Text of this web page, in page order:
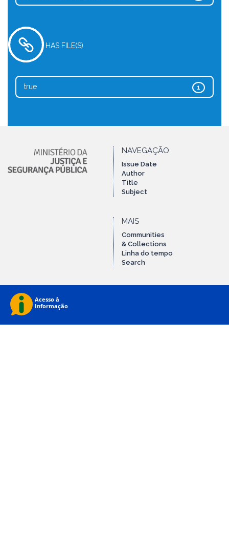
HAS FILE(S)
1
true
NAVEGAÇÃO
Issue Date
Author
Title
Subject
MAIS
Communities
& Collections
Linha do tempo
Search